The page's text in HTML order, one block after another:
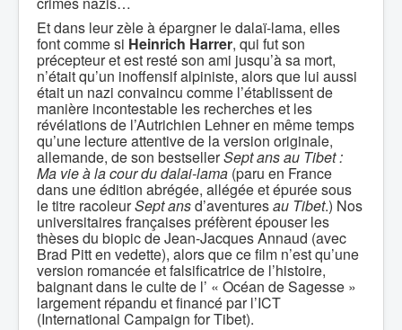
Et dans leur zèle à épargner le dalaï-lama, elles
font comme si Heinrich Harrer, qui fut son
précepteur et est resté son ami jusqu’à sa mort,
n’était qu’un inoffensif alpiniste, alors que lui aussi
était un nazi convaincu comme l’établissent de
manière incontestable les recherches et les
révélations de l’Autrichien Lehner en même temps
qu’une lecture attentive de la version originale,
allemande, de son bestsellerSept ans au Tibet:
Ma vie à la cour du dalai-lama (paru en France
dans une édition abrégée, allégée et épurée sous
le titre racoleurSept ansd’aventuresau Tibet.) Nos
universitaires françaises préfèrent épouser les
thèses du biopic de Jean-Jacques Annaud (avec
Brad Pitt en vedette), alors que ce film n’est qu’une
version romancée et falsificatrice de l’histoire,
baignant dans le culte de l’ « Océan de Sagesse »
largement répandu et financé par l’ICT
(International Campaign for Tibet).